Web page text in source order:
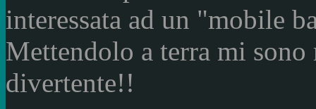
interessata ad un "mobile
Mettendolo a terra mi sono
divertente!!